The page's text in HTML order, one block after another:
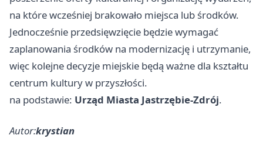
na które wcześniej brakowało miejsca lub środków.
Jednocześnie przedsięwzięcie będzie wymagać
zaplanowania środków na modernizację i utrzymanie,
więc kolejne decyzje miejskie będą ważne dla kształtu
centrum kultury w przyszłości.
na podstawie: Urząd Miasta Jastrzębie-Zdrój.
Autor:krystian